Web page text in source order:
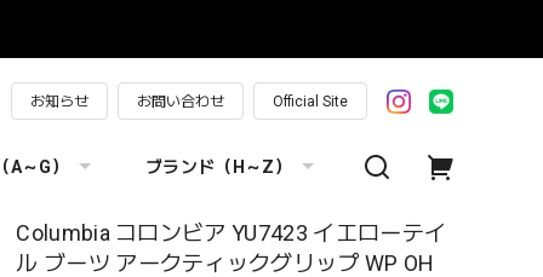
お知らせ お問い合わせ Official Site
A～G） ブランド（H～Z）
Columbia コロンビア YU7423 イエローテイ
ル ブーツ アークティックグリップ WP OH